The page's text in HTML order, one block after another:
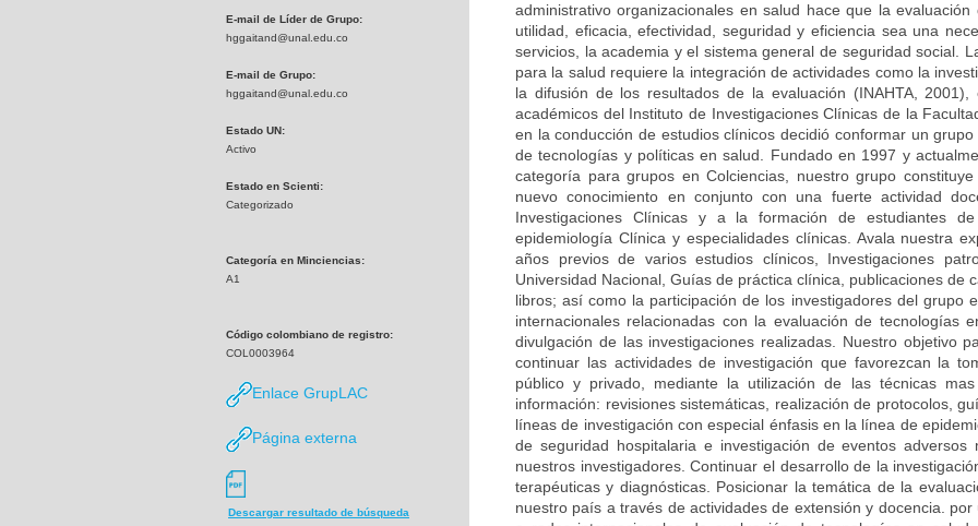
E-mail de Líder de Grupo:
hggaitand@unal.edu.co
E-mail de Grupo:
hggaitand@unal.edu.co
Estado UN:
Activo
Estado en Scienti:
Categorizado
Categoría en Minciencias:
A1
Código colombiano de registro:
COL0003964
Enlace GrupLAC
Página externa
Descargar resultado de búsqueda
administrativo organizacionales en salud hace que la
utilidad, eficacia, efectividad, seguridad y eficiencia sea una
servicios, la academia y el sistema general de seguridad social.
para la salud requiere la integración de actividades como la
la difusión de los resultados de la evaluación (INAHTA,
académicos del Instituto de Investigaciones Clínicas de la
en la conducción de estudios clínicos decidió conformar un
de tecnologías y políticas en salud. Fundado en 1997 y
categoría para grupos en Colciencias, nuestro grupo
nuevo conocimiento en conjunto con una fuerte actividad
Investigaciones Clínicas y a la formación de estudiantes
epidemiología Clínica y especialidades clínicas. Avala nuestra
años previos de varios estudios clínicos, Investigaciones
Universidad Nacional, Guías de práctica clínica, publicaciones de
libros; así como la participación de los investigadores del grupo
internacionales relacionadas con la evaluación de tecnologías
divulgación de las investigaciones realizadas. Nuestro objetivo
continuar las actividades de investigación que favorezcan la
público y privado, mediante la utilización de las técnicas
información: revisiones sistemáticas, realización de protocolos,
líneas de investigación con especial énfasis en la línea de
de seguridad hospitalaria e investigación de eventos adversos
nuestros investigadores. Continuar el desarrollo de la
terapéuticas y diagnósticas. Posicionar la temática de la
nuestro país a través de actividades de extensión y docencia.